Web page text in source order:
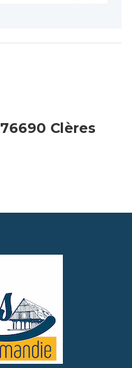
76690 Clères